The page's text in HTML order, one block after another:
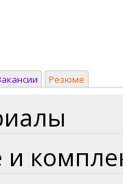
Резюме
и